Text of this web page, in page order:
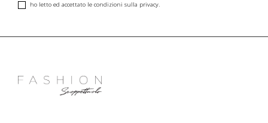
ho letto ed accettato le condizioni sulla privacy.